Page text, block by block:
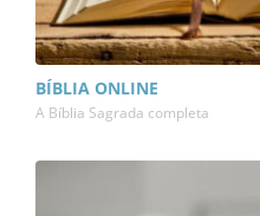
BÍBLIA ONLINE
A Bíblia Sagrada completa